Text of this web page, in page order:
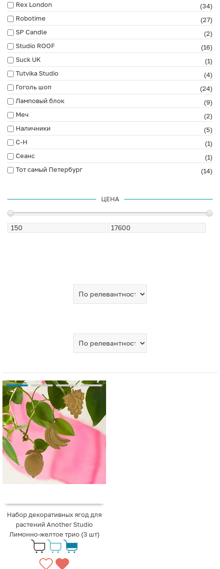
Rex London
(34)
Robotime
(27)
SP Candle
(2)
Studio ROOF
(16)
Suck UK
(1)
Tutvika Studio
(4)
Гоголь шоп
(24)
Ламповый блок
(9)
Меч
(2)
Наличники
(5)
С-Н
(1)
Сеанс
(1)
Тот самый Петербург
(14)
ЦЕНА
Набор декоративных ягод для
растений Another Studio
Лимонно-желтое трио (3 шт)